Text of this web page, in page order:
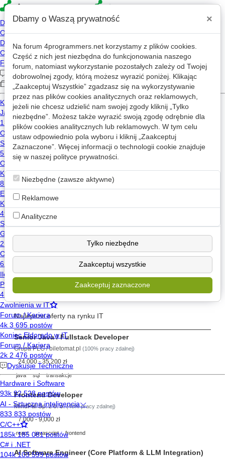
Wiadomość
N1ebieski
2026-08-03 23:05
2019-08-11 11:42
1,553 wizyt
Wpisy N1ebieski na mikroblogu
Użytkownik nie opublikował żadnego wpisu na mikroblogu.
Znajdź posty użytkownika
Szukaj pracy
Najlepsze oferty na rynku IT
Senior Java / Fullstack Developer
Grupa PLG / biletomat.pl (100% pracy zdalnej)
24,000 - 35,200 zł
java sql transakcje
Frontend Developer
MindPal Sp. z o. o. (40% pracy zdalnej)
7,000 - 9,000 zł
react javascript frontend
AI Software Engineer (Core Platform & LLM Integration)
Dbamy o Waszą prywatność ×
Na forum 4programmers.net korzystamy z plików cookies.
Część z nich jest niezbędna do funkcjonowania naszego
forum, natomiast wykorzystanie pozostałych zależy od Twojej
dobrowolnej zgody, którą możesz wyrazić poniżej. Klikając
„Zaakceptuj Wszystkie” zgadzasz się na wykorzystywanie
przez nas plików cookies analitycznych oraz reklamowych,
jeżeli nie chcesz udzielić nam swojej zgody kliknij „Tylko
niezbędne”. Możesz także wyrazić swoją zgodę odrębnie dla
plików cookies analitycznych lub reklamowych. W tym celu
ustaw odpowiednio pola wyboru i kliknij „Zaakceptuj
Zaznaczone”. Więcej informacji o technologii cookie znajduje
się w naszej polityce prywatności.
Niezbędne (zawsze aktywne)
Reklamowe
Analityczne
Tylko niezbędne
Zaakceptuj wszystkie
Zaakceptuj zaznaczone